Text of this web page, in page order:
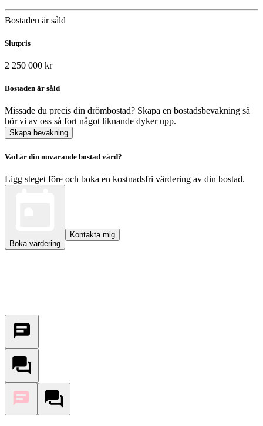
Bostaden är såld
Slutpris
2 250 000 kr
Bostaden är såld
Missade du precis din drömbostad? Skapa en bostadsbevakning så
hör vi av oss så fort något liknande dyker upp.
Skapa bevakning
Vad är din nuvarande bostad värd?
Ligg steget före och boka en kostnadsfri värdering av din bostad.
Boka värdering
Kontakta mig